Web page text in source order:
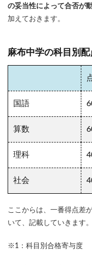
の妥当性によって合否が
加えておきます。
麻布中学の科目別
国語
算数
理科
社会
ここからは、一番得点差
いて、記載していきます。
※1：科目別合格寄与度